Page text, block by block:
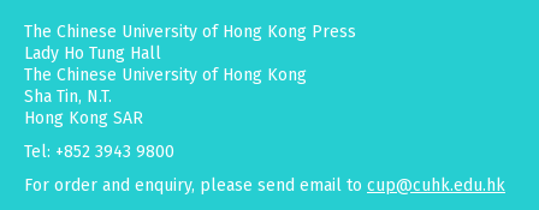
The Chinese University of Hong Kong Press
Lady Ho Tung Hall
The Chinese University of Hong Kong
Sha Tin, N.T.
Hong Kong SAR
Tel: +852 3943 9800
For order and enquiry, please send email to cup@cuhk.edu.hk